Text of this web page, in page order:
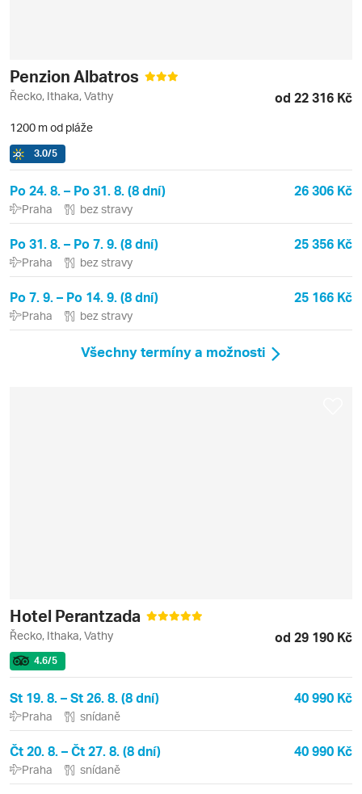
Penzion Albatros
Řecko, Ithaka, Vathy od 22 316 Kč
1200 m od pláže
3.0/5
Po 24. 8. – Po 31. 8. (8 dní) 26 306 Kč
Praha bez stravy
Po 31. 8. – Po 7. 9. (8 dní) 25 356 Kč
Praha bez stravy
Po 7. 9. – Po 14. 9. (8 dní) 25 166 Kč
Praha bez stravy
Všechny termíny a možnosti
Hotel Perantzada
Řecko, Ithaka, Vathy od 29 190 Kč
4.6/5
St 19. 8. – St 26. 8. (8 dní) 40 990 Kč
Praha snídaně
Čt 20. 8. – Čt 27. 8. (8 dní) 40 990 Kč
Praha snídaně